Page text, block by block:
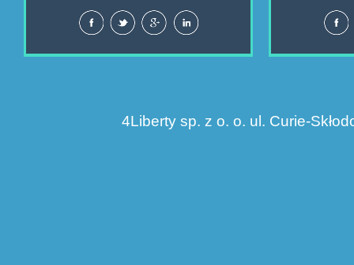
4Liberty sp. z o. o. ul. Curie-